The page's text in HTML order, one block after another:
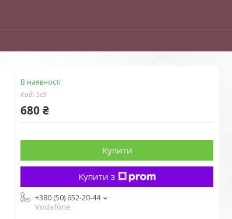
В наявності
Код:Sc9
680 ₴
Купити
Купити з
+380 (50) 652-20-44
Vodafone